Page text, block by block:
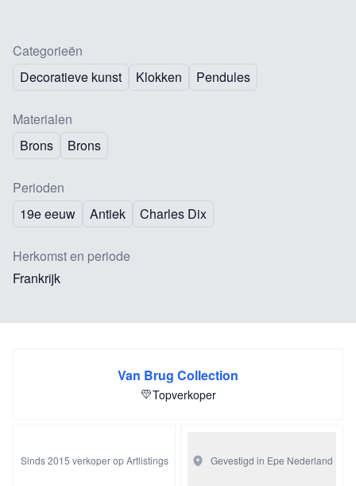
Categorieën
Decoratieve kunst
Klokken Pendules
Materialen
Brons
Brons
Perioden
19e eeuw
Antiek Charles Dix
Herkomst en periode
Frankrijk
Van Brug Collection
Topverkoper
Sinds 2015 verkoper op Artlistings Gevestigd in Epe Nederland